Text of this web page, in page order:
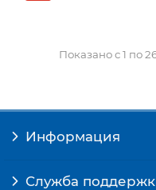
Показано с 1 по
Информация
Служба